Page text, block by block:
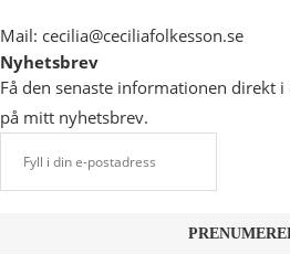
Mail: cecilia@ceciliafolkesson.se
Nyhetsbrev
Få den senaste informationen direkt
på mitt nyhetsbrev.